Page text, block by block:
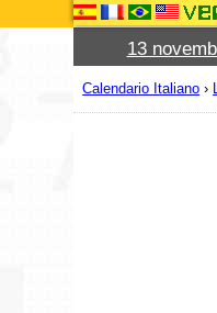
13
Calendario Italiano ›